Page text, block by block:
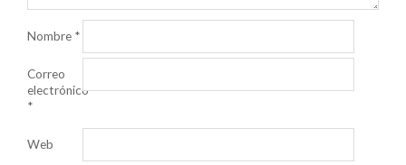
Nombre *
Correo
electrónico
*
Web